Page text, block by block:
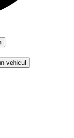
vehicul